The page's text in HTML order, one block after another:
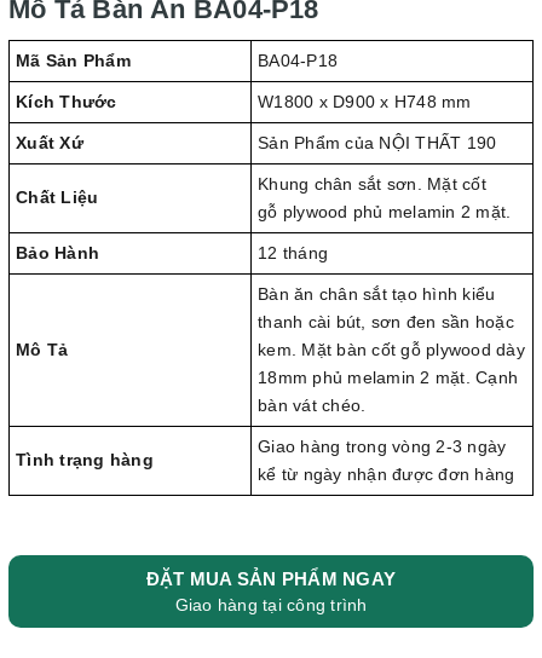
Mô Tả Bàn Ăn BA04-P18
Mã Sản Phẩm BA04-P18
Kích Thước W1800 x D900 x H748 mm
Xuất Xứ Sản Phẩm của NỘI THẤT 190
Chất Liệu
Khung chân sắt sơn. Mặt cốt
gỗ plywood phủ melamin 2 mặt.
Bảo Hành 12 tháng
Mô Tả
Bàn ăn chân sắt tạo hình kiểu
thanh cài bút, sơn đen sần hoặc
kem. Mặt bàn cốt gỗ plywood dày
18mm phủ melamin 2 mặt. Cạnh
bàn vát chéo.
Tình trạng hàng
Giao hàng trong vòng 2-3 ngày
kể từ ngày nhận được đơn hàng
ĐẶT MUA SẢN PHẨM NGAY
Giao hàng tại công trình